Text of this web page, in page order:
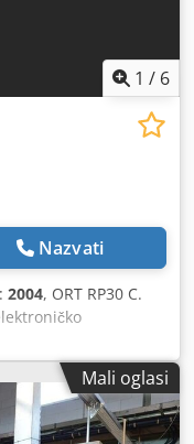
1 / 6
Nazvati
2004, ORT RP30 C.
motori za
parametara za
skladištu u Gussago
Mimu alatni
obrada bez
Mali oglasi